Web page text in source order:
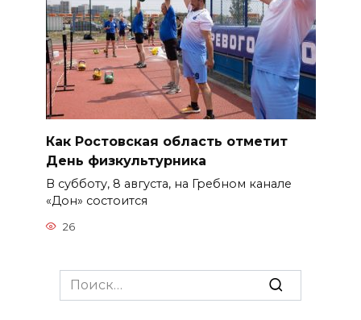
Как Ростовская область отметит
День физкультурника
В субботу, 8 августа, на Гребном канале
«Дон» состоится
26
Search
for: